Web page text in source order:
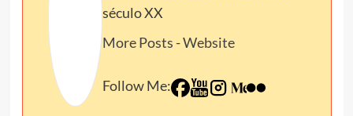
século XX
More Posts -Website
Follow Me: